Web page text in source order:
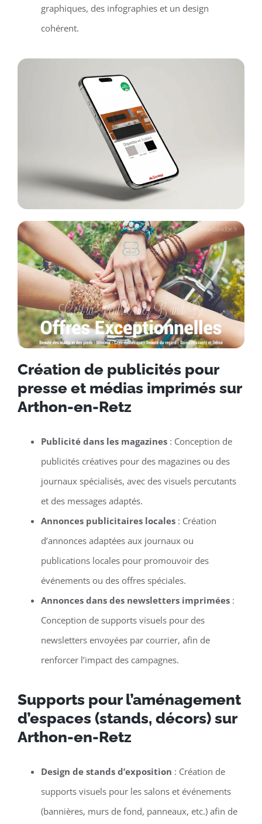
graphiques, des infographies et un design
cohérent.
Création de publicités pour
presse et médias imprimés sur
Arthon-en-Retz
Publicité dans les magazines: Conception de
publicités créatives pour des magazines ou des
journaux spécialisés, avec des visuels percutants
et des messages adaptés.
Annonces publicitaires locales: Création
d’annonces adaptées aux journaux ou
publications locales pour promouvoir des
événements ou des offres spéciales.
Annonces dans des newsletters imprimées:
Conception de supports visuels pour des
newsletters envoyées par courrier, afin de
renforcer l’impact des campagnes.
Supports pour l’aménagement
d’espaces (stands, décors) sur
Arthon-en-Retz
Design de stands d’exposition : Création de
supports visuels pour les salons et événements
(bannières, murs de fond, panneaux, etc.) afin de